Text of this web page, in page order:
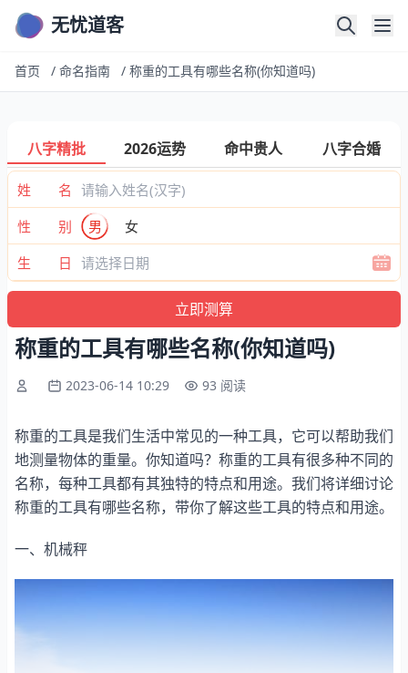
无忧道客
首页 / 命名指南 / 称重的工具有哪些名称(你知道吗)
八字精批 2026运势 命中贵人 八字合婚
姓 名
性 别
男
女
生 日
称重的工具有哪些名称(你知道吗)
2023-06-14 10:29 93 阅读
称重的工具是我们生活中常见的一种工具，它可以帮助我们
地测量物体的重量。你知道吗？称重的工具有很多种不同的
名称，每种工具都有其独特的特点和用途。我们将详细讨论
称重的工具有哪些名称，带你了解这些工具的特点和用途。
一、机械秤